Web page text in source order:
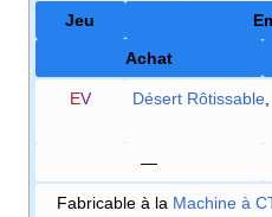
Jeu
Achat
EV Désert Rôtissable
—
Fabricable à la Machine à